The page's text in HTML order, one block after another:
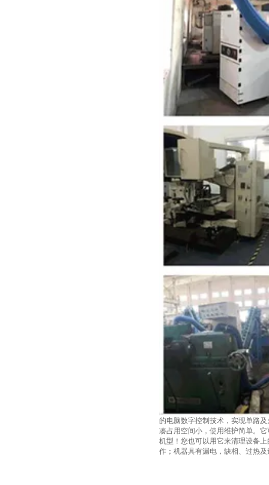
的电脑数字控制技术，实现单路
凑占用空间小，使用维护简单。
机型！您也可以用它来清理设备
作；机器具有漏电，缺相、过热